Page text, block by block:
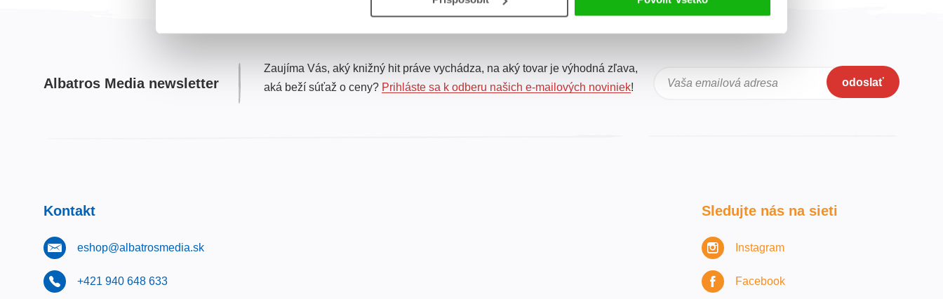
Albatros Media newsletter
Zaujíma Vás, aký knižný hit práve vychádza, na aký tovar je výhodná zľava,
aká beží súťaž o ceny? Prihláste sa k odberu našich e-mailových noviniek! Vaša emailová adresa odoslať
Kontakt
eshop@albatrosmedia.sk
+421 940 648 633
Sledujte nás na sieti
Instagram
Facebook